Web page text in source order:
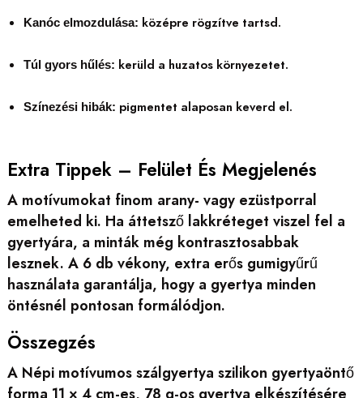
Kanóc elmozdulása: középre rögzítve tartsd.
Túl gyors hűlés: kerüld a huzatos környezetet.
Színezési hibák: pigmentet alaposan keverd el.
Extra Tippek – Felület És Megjelenés
A motívumokat finom arany- vagy ezüstporral
emelheted ki. Ha áttetsző lakkréteget viszel fel a
gyertyára, a minták még kontrasztosabbak
lesznek. A 6 db vékony, extra erős gumigyűrű
használata garantálja, hogy a gyertya minden
öntésnél pontosan formálódjon.
Összegzés
A Népi motívumos szálgyertya szilikon gyertyaöntő